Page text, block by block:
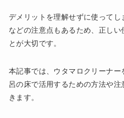
デメリットを理解せずに使ってし
などの注意点もあるため、正しい
とが大切です。
本記事では、ウタマロクリーナ
呂の床で活用するための方法や
きます。